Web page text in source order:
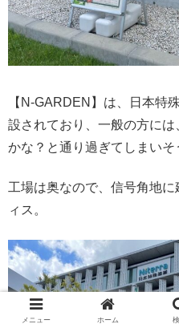
【N-GARDEN】は、日本特
設されており、一般の方に
かな？と通り過ぎてしまいそ
工場は奥なので、信号角地
ィス。
メニュー ホーム